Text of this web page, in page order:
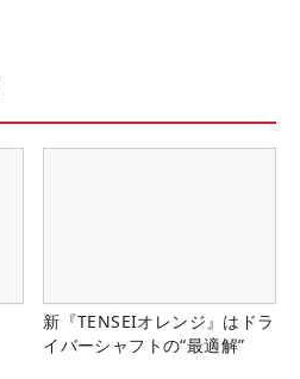
新『TENSEIオレンジ』はドラ
イバーシャフトの“最適解”